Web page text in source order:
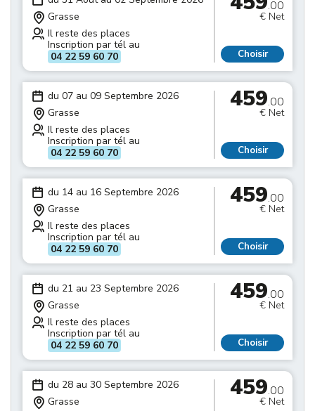
Grasse
Il reste des places
Inscription par tél au
04 22 59 60 70
.00
€ Net
Choisir
du 07 au 09 Septembre 2026
Grasse
Il reste des places
Inscription par tél au
04 22 59 60 70
459.00
€ Net
Choisir
du 14 au 16 Septembre 2026
Grasse
Il reste des places
Inscription par tél au
04 22 59 60 70
459.00
€ Net
Choisir
du 21 au 23 Septembre 2026
Grasse
Il reste des places
Inscription par tél au
04 22 59 60 70
459.00
€ Net
Choisir
du 28 au 30 Septembre 2026
Grasse
459.00
€ Net